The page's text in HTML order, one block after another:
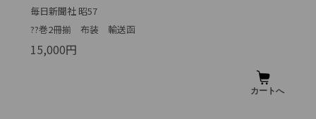
毎日新聞社 昭57
??巻2冊揃 布装 輸送函
15,000円